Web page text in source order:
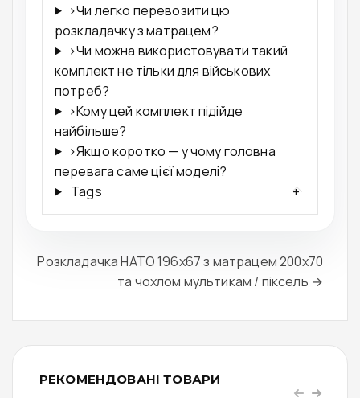
›Чи легко перевозити цю
розкладачку з матрацем?
›Чи можна використовувати такий
комплект не тільки для військових
потреб?
›Кому цей комплект підійде
найбільше?
›Якщо коротко — у чому головна
перевага саме цієї моделі?
+
Tags
Розкладачка НАТО 196x67 з матрацем 200х70
та чохлом мультикам / піксель →
РЕКОМЕНДОВАНІ ТОВАРИ